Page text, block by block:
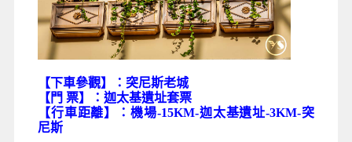
【下車參觀】：突尼斯老城
【門 票】：迦太基遺址套票
【行車距離】：機場-15KM-迦太基遺址-3KM-突
尼斯